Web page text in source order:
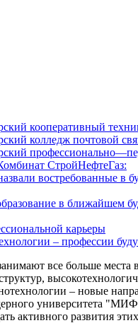
кооперативный
колледж почтовой
СтройНефтеГаз:
востребованные в
в ближайшем
карьеры
– профессии
все больше
– новые
университета
активного развития